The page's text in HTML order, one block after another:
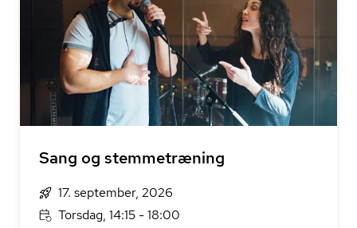
Sang og stemmetræning
17. september, 2026
Torsdag, 14:15 - 18:00